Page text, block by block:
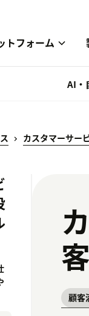
トフォーム
AI・
カスタマーサー
顧客